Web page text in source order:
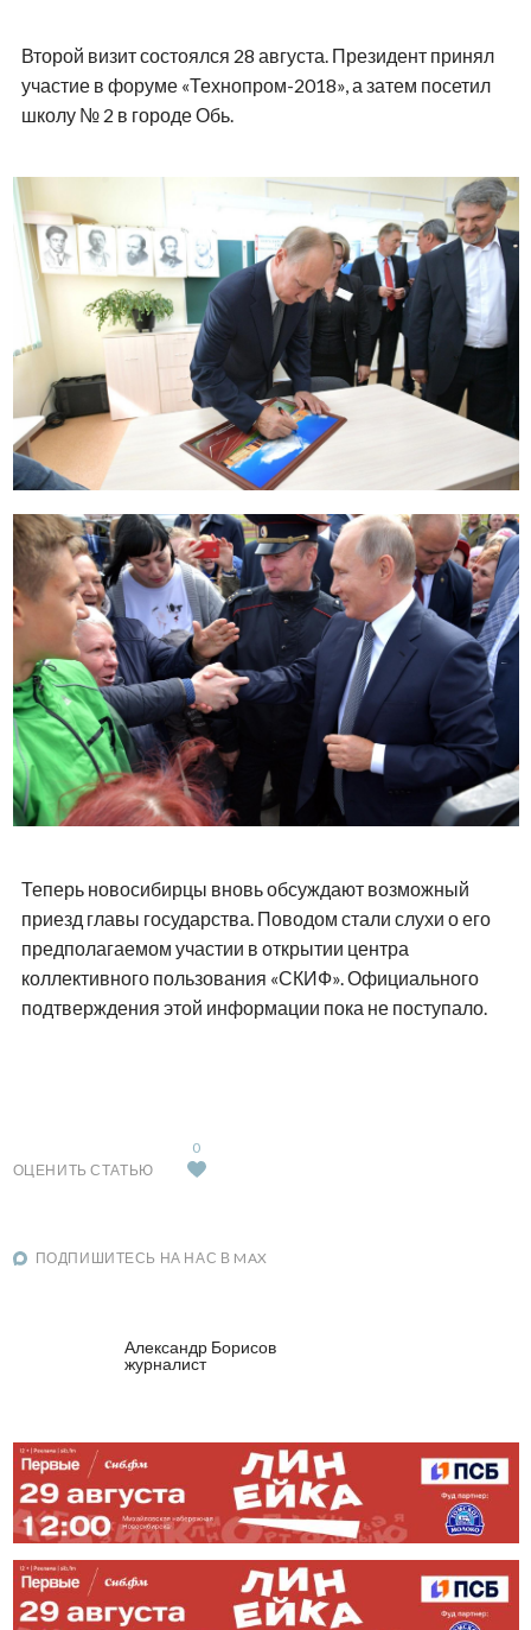
Второй визит состоялся 28 августа. Президент принял
участие в форуме «Технопром-2018», а затем посетил
школу № 2 в городе Обь.
Теперь новосибирцы вновь обсуждают возможный
приезд главы государства. Поводом стали слухи о его
предполагаемом участии в открытии центра
коллективного пользования «СКИФ». Официального
подтверждения этой информации пока не поступало.
ОЦЕНИТЬ СТАТЬЮ
0
ПОДПИШИТЕСЬ НА НАС В MAX
Александр Борисов
журналист